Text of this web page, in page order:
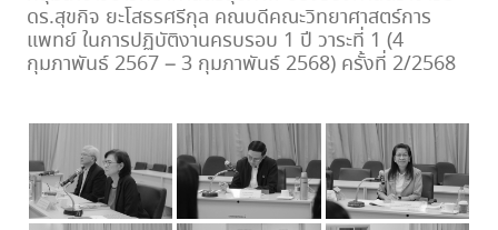
ดร.สุขกิจ ยะโสธรศรีกุล คณบดีคณะวิทยาศาสตร์การ
แพทย์ ในการปฏิบัติงานครบรอบ 1 ปี วาระที่ 1 (4
กุมภาพันธ์ 2567 – 3 กุมภาพันธ์ 2568) ครั้งที่ 2/2568